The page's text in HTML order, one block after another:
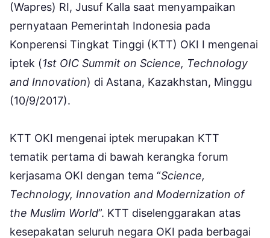
(Wapres) RI, Jusuf Kalla saat menyampaikan
pernyataan Pemerintah Indonesia pada
Konperensi Tingkat Tinggi (KTT) OKI I mengenai
iptek (1st OIC Summit on Science, Technology
and Innovation) di Astana, Kazakhstan, Minggu
(10/9/2017).
KTT OKI mengenai iptek merupakan KTT
tematik pertama di bawah kerangka forum
kerjasama OKI dengan tema “Science,
Technology, Innovation and Modernization of
the Muslim World”. KTT diselenggarakan atas
kesepakatan seluruh negara OKI pada berbagai